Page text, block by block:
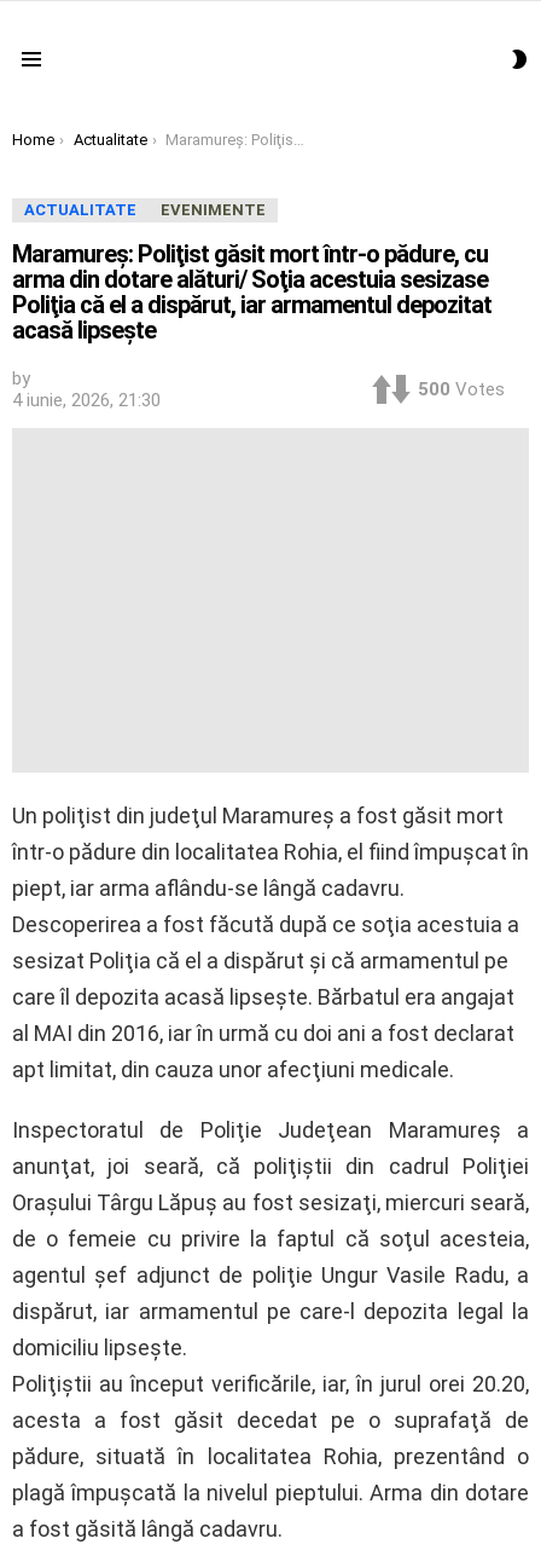
You are here:
Home Actualitate Maramureş: Poliţist găsit mort într-o pădure, cu arma din dotare alături/ Soţia acestuia sesizase Poliţia că el a dispărut, iar armamentul depozitat acasă lipseşte
ACTUALITATE EVENIMENTE
Maramureş: Poliţist găsit mort într-o pădure, cu
arma din dotare alături/ Soţia acestuia sesizase
Poliţia că el a dispărut, iar armamentul depozitat
acasă lipseşte
by
4 iunie, 2026, 21:30
500 Votes
Un poliţist din judeţul Maramureş a fost găsit mort
într-o pădure din localitatea Rohia, el fiind împuşcat în
piept, iar arma aflându-se lângă cadavru.
Descoperirea a fost făcută după ce soţia acestuia a
sesizat Poliţia că el a dispărut şi că armamentul pe
care îl depozita acasă lipseşte. Bărbatul era angajat
al MAI din 2016, iar în urmă cu doi ani a fost declarat
apt limitat, din cauza unor afecţiuni medicale.
Inspectoratul de Poliţie Judeţean Maramureş a
anunţat, joi seară, că poliţiştii din cadrul Poliţiei
Oraşului Târgu Lăpuş au fost sesizaţi, miercuri seară,
de o femeie cu privire la faptul că soţul acesteia,
agentul şef adjunct de poliţie Ungur Vasile Radu, a
dispărut, iar armamentul pe care-l depozita legal la
domiciliu lipseşte.
Poliţiştii au început verificările, iar, în jurul orei 20.20,
acesta a fost găsit decedat pe o suprafaţă de
pădure, situată în localitatea Rohia, prezentând o
plagă împuşcată la nivelul pieptului. Arma din dotare
a fost găsită lângă cadavru.